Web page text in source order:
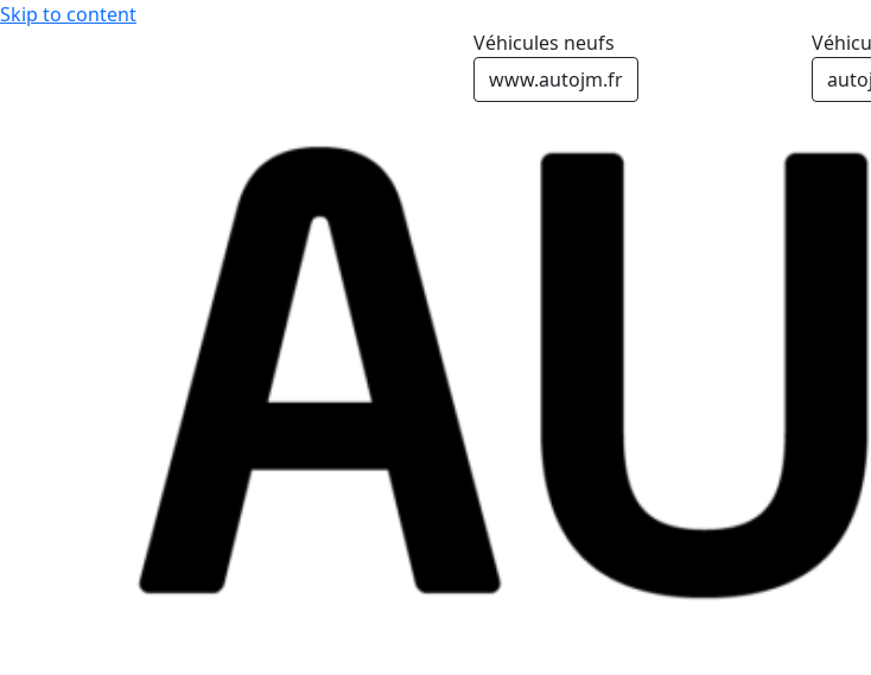
Skip to content
Véhicules neufs
www.autojm.fr